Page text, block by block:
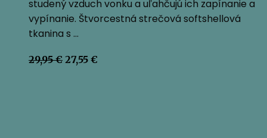
studený vzduch vonku a uľahčujú ich zapínanie a
vypínanie. Štvorcestná strečová softshellová
tkanina s …
29,95€ Pôvodná
27,55 €